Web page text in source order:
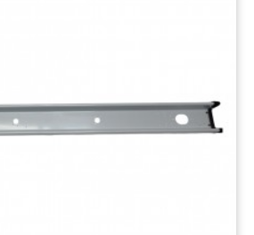
та кондиціонування